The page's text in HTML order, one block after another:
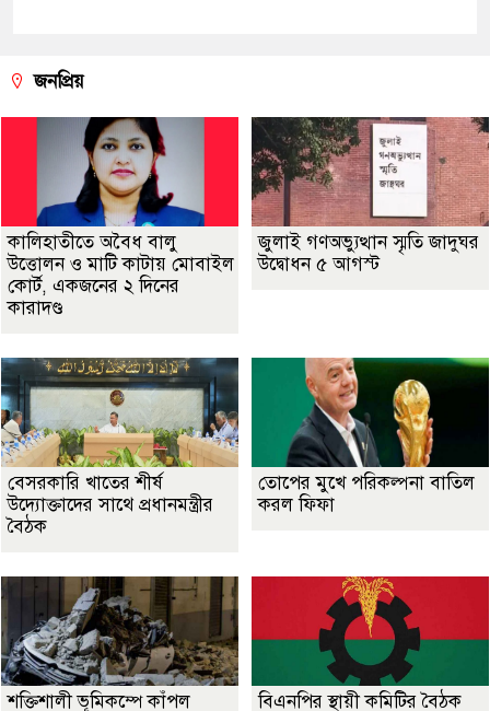
জনপ্রিয়
কালিহাতীতে অবৈধ বালু
উত্তোলন ও মাটি কাটায় মোবাইল
কোর্ট, একজনের ২ দিনের
কারাদণ্ড
জুলাই গণঅভ্যুত্থান স্মৃতি জাদুঘর
উদ্বোধন ৫ আগস্ট
বেসরকারি খাতের শীর্ষ
উদ্যোক্তাদের সাথে প্রধানমন্ত্রীর
বৈঠক
তোপের মুখে পরিকল্পনা বাতিল
করল ফিফা
শক্তিশালী ভূমিকম্পে কাঁপল
বিএনপির স্থায়ী কমিটির বৈঠক